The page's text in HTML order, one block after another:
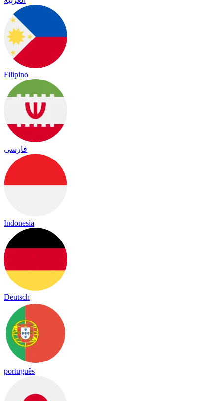
Filipino
فارسی
Indonesia
Deutsch
português